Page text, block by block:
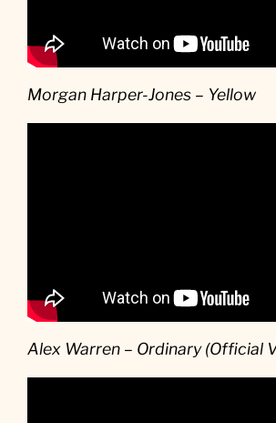
Morgan Harper-Jones – Yellow
Alex Warren – Ordinary (Official